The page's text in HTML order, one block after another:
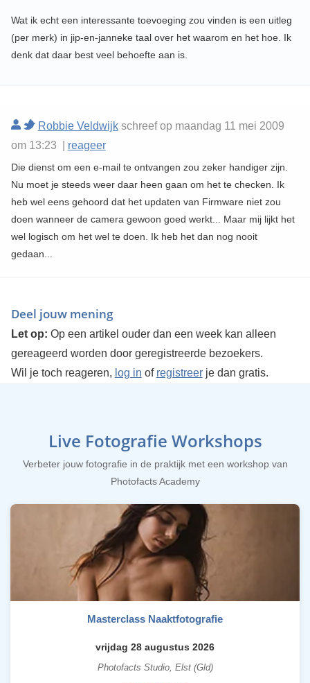
Wat ik echt een interessante toevoeging zou vinden is een uitleg
(per merk) in jip-en-janneke taal over het waarom en het hoe. Ik
denk dat daar best veel behoefte aan is.
Robbie Veldwijkschreef op maandag 11 mei 2009
om 13:23 | reageer
Die dienst om een e-mail te ontvangen zou zeker handiger zijn.
Nu moet je steeds weer daar heen gaan om het te checken. Ik
heb wel eens gehoord dat het updaten van Firmware niet zou
doen wanneer de camera gewoon goed werkt... Maar mij lijkt het
wel logisch om het wel te doen. Ik heb het dan nog nooit
gedaan...
Deel jouw mening
Let op: Op een artikel ouder dan een week kan alleen
gereageerd worden door geregistreerde bezoekers.
Wil je toch reageren, log in of registreerje dan gratis.
Live Fotografie Workshops
Verbeter jouw fotografie in de praktijk met een workshop van
Photofacts Academy
Masterclass Naaktfotografie
vrijdag 28 augustus 2026
Photofacts Studio, Elst (Gld)